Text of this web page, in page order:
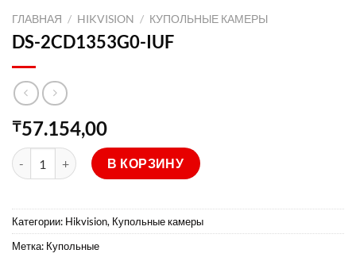
ГЛАВНАЯ / HIKVISION / КУПОЛЬНЫЕ КАМЕРЫ
DS-2CD1353G0-IUF
₸57.154,00
Количество товара DS-2CD1353G0-IUF
В КОРЗИНУ
Категории: Hikvision, Купольные камеры
Метка: Купольные